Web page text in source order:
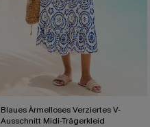
Blaues Ärmelloses Verziertes V-
Ausschnitt Midi-Trägerkleid